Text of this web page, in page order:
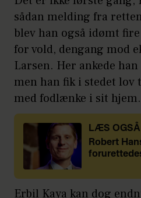
sådan melding fra
blev han også idømt
for vold, dengang mod
Larsen. Her ankede
men han fik i stedet lov
med fodlænke i sit hjem.
LÆS OGSÅ
Robert Hansen
Erbil Kaya kan dog